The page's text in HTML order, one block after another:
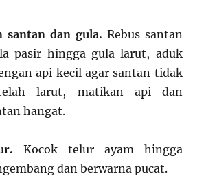
santan dan gula. Rebus santan
pasir hingga gula larut, aduk
api kecil agar santan tidak
larut, matikan api dan
hangat.
Kocok telur ayam hingga
dan berwarna pucat.